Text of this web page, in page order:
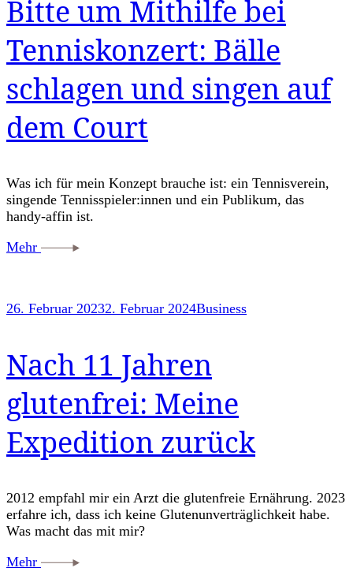
Bitte um Mithilfe bei
Tenniskonzert: Bälle
schlagen und singen auf
dem Court
Was ich für mein Konzept brauche ist: ein Tennisverein,
singende Tennisspieler:innen und ein Publikum, das
handy-affin ist.
Mehr
26. Februar 20232. Februar 2024Business
Nach 11 Jahren
glutenfrei: Meine
Expedition zurück
2012 empfahl mir ein Arzt die glutenfreie Ernährung. 2023
erfahre ich, dass ich keine Glutenunverträglichkeit habe.
Was macht das mit mir?
Mehr